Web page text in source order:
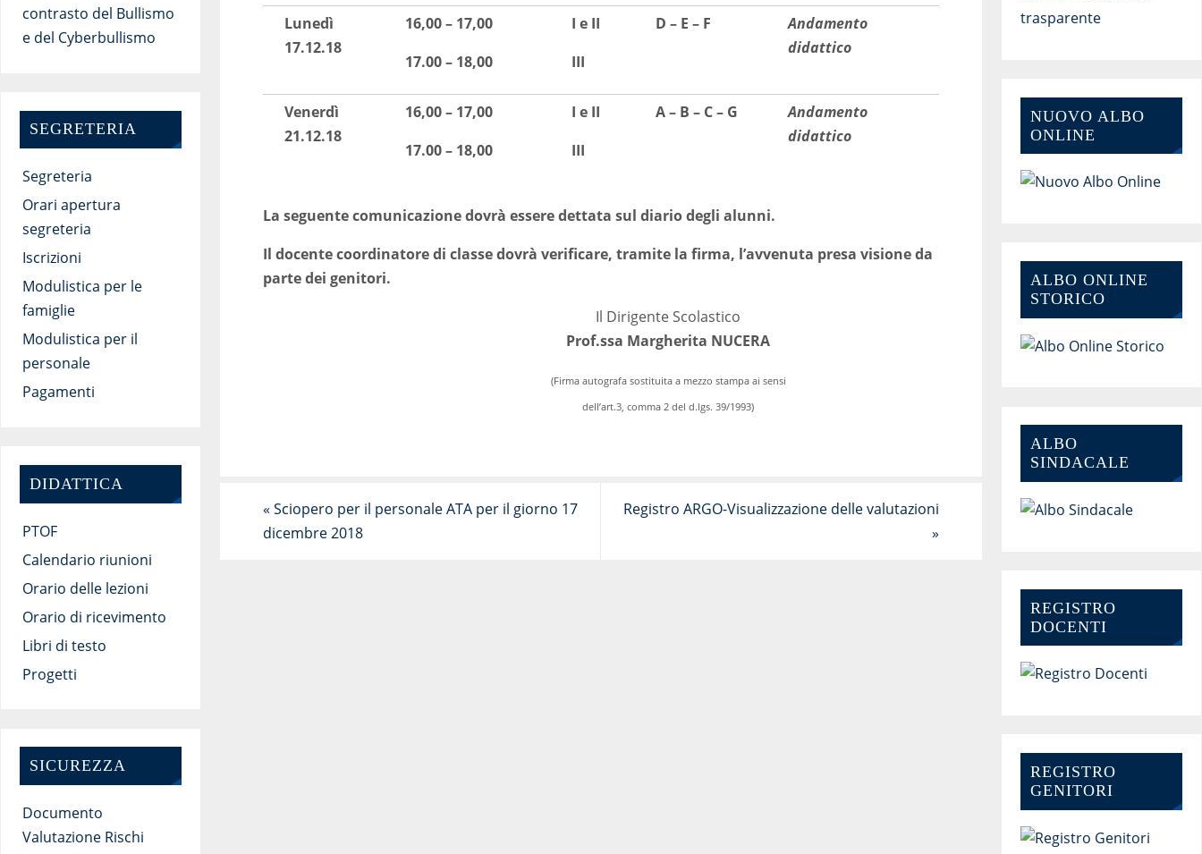
Lunedì
17.12.18
16,00 – 17,00
17.00 – 18,00
I e II
III
D – E – F
Andamento
didattico
Venerdì
21.12.18
16,00 – 17,00
17.00 – 18,00
I e II
III
A – B – C – G
Andamento
didattico
La seguente comunicazione dovrà essere dettata sul diario degli alunni.
Il docente coordinatore di classe dovrà verificare, tramite la firma, l’avvenuta presa visione da
parte dei genitori.
Il Dirigente Scolastico
Prof.ssa Margherita NUCERA
(Firma autografa sostituita a mezzo stampa ai sensi
dell’art.3, comma 2 del d.lgs. 39/1993)
« Sciopero per il personale ATA per il giorno 17
dicembre 2018
Registro ARGO-Visualizzazione delle valutazioni
»
contrasto del Bullismo
e del Cyberbullismo
SEGRETERIA
Segreteria
Orari apertura
segreteria
Iscrizioni
Modulistica per le
famiglie
Modulistica per il
personale
Pagamenti
DIDATTICA
PTOF
Calendario riunioni
Orario delle lezioni
Orario di ricevimento
Libri di testo
Progetti
SICUREZZA
Documento
Valutazione Rischi
NUOVO ALBO
ONLINE
ALBO ONLINE
STORICO
ALBO
SINDACALE
REGISTRO
DOCENTI
REGISTRO
GENITORI